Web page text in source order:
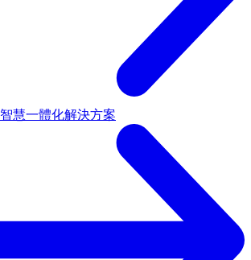
智慧一體化解決方案